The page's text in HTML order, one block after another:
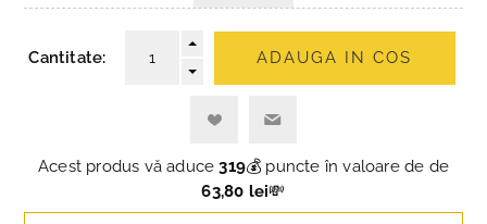
Cantitate: ADAUGA IN COS
Acest produs vă aduce319💰 puncte în valoare de de
63,80 lei💸